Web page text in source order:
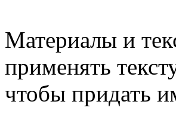
Материалы и
применять
чтобы придать